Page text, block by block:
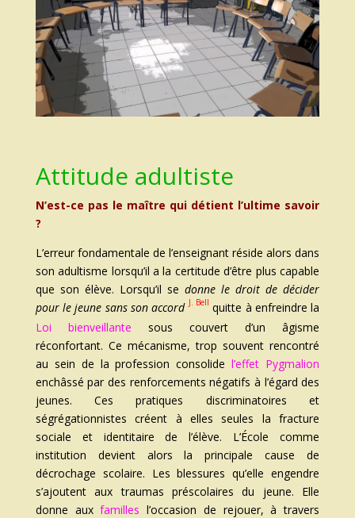
Attitude adultiste
N’est-ce pas le maître qui détient l’ultime savoir
?
L’erreur fondamentale de l’enseignant réside alors dans
son adultisme lorsqu’il a la certitude d’être plus capable
que son élève. Lorsqu’il sedonne le droit de décider
pour le jeune sans son accord J. Bell quitte à enfreindre la
Loi bienveillante sous couvert d’un âgisme
réconfortant. Ce mécanisme, trop souvent rencontré
au sein de la profession consolidel’effet Pygmalion
enchâssé par des renforcements négatifs à l’égard des
jeunes. Ces pratiques discriminatoires et
ségrégationnistes créent à elles seules la fracture
sociale et identitaire de l’élève. L’École comme
institution devient alors la principale cause de
décrochage scolaire. Les blessures qu’elle engendre
s’ajoutent aux traumas préscolaires du jeune. Elle
donne auxfamilles l’occasion de rejouer, à travers